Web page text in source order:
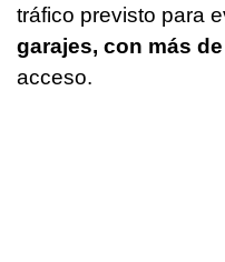
tráfico previsto para
garajes, con más
acceso.